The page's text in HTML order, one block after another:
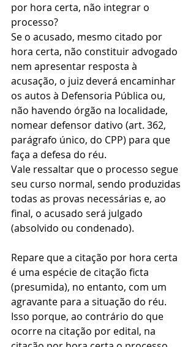
por hora certa, não integrar o
processo?
Se o acusado, mesmo citado por
hora certa, não constituir advogado
nem apresentar resposta à
acusação, o juiz deverá encaminhar
os autos à Defensoria Pública ou,
não havendo órgão na localidade,
nomear defensor dativo (art. 362,
parágrafo único, do CPP) para que
faça a defesa do réu.
Vale ressaltar que o processo segue
seu curso normal, sendo produzidas
todas as provas necessárias e, ao
final, o acusado será julgado
(absolvido ou condenado).
Repare que a citação por hora certa
é uma espécie de citação ficta
(presumida), no entanto, com um
agravante para a situação do réu.
Isso porque, ao contrário do que
ocorre na citação por edital, na